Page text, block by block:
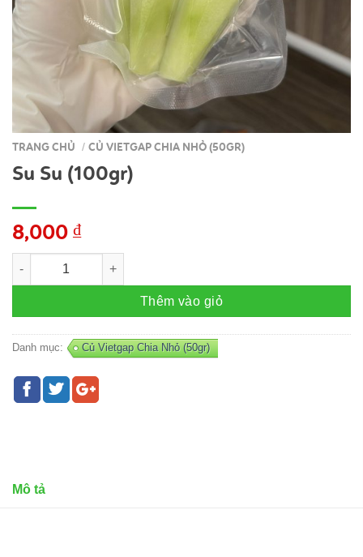
TRANG CHỦ / CỦ VIETGAP CHIA NHỎ (50GR)
Su Su (100gr)
8,000 ₫
Su Su (100gr) số lượng
Thêm vào giỏ
Danh mục: Củ Vietgap Chia Nhỏ (50gr)
Mô tả